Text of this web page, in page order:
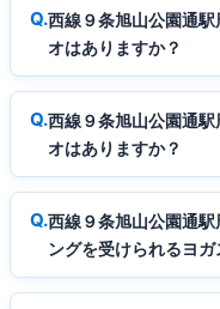
西線９条旭山公園通
オはありますか？
西線９条旭山公園通
オはありますか？
西線９条旭山公園通
ングを受けられるヨ